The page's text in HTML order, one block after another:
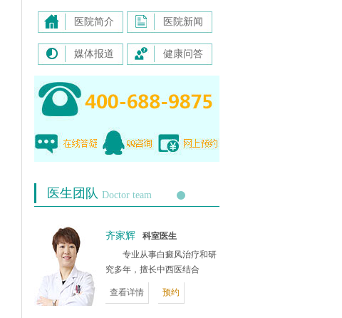
医院简介 医院新闻
媒体报道 健康问答
医生团队 Doctor team
齐家辉
科室医生
专业从事白癜风治疗和研
究多年，擅长中西医结合
查看详情 预约